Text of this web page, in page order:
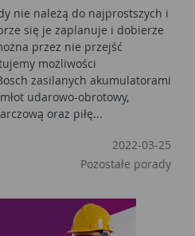
nie należą do najprostszych i
się je zaplanuje i dobierze
przez nie przejść
możliwości
zasilanych akumulatorami
udarowo-obrotowy,
oraz piłę...
2022-03-25
Pozostałe porady